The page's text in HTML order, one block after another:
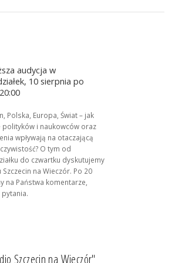
audycja w
10 sierpnia po
Polska, Europa, Świat – jak
polityków i naukowców oraz
wpływają na otaczającą
O tym od
do czwartku dyskutujemy
Szczecin na Wieczór. Po 20
na Państwa komentarze,
Szczecin na Wieczór"